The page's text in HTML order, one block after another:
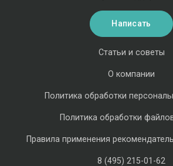
Статьи и советы
О компании
Политика обработки
Политика обработки
Правила применения
8 (495) 215-01-62
Написать